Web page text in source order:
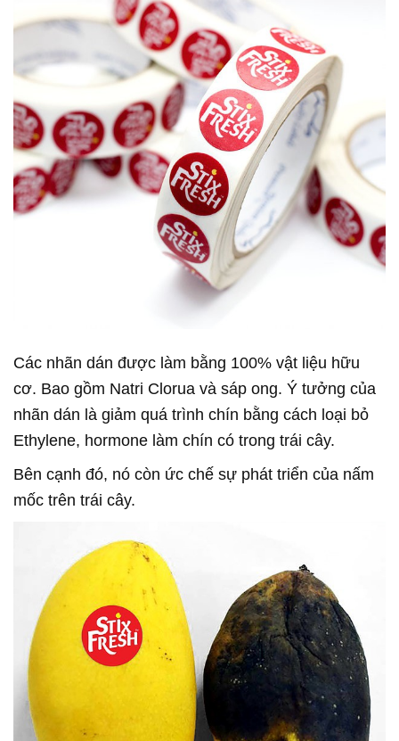
Các nhãn dán được làm bằng 100% vật liệu hữu
cơ. Bao gồm Natri Clorua và sáp ong. Ý tưởng của
nhãn dán là giảm quá trình chín bằng cách loại bỏ
Ethylene, hormone làm chín có trong trái cây.
Bên cạnh đó, nó còn ức chế sự phát triển của nấm
mốc trên trái cây.